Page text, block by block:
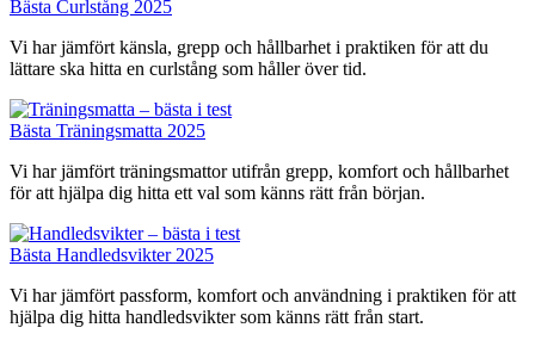
Bästa Curlstång 2025
Vi har jämfört känsla, grepp och hållbarhet i praktiken för att du
lättare ska hitta en curlstång som håller över tid.
Bästa Träningsmatta 2025
Vi har jämfört träningsmattor utifrån grepp, komfort och hållbarhet
för att hjälpa dig hitta ett val som känns rätt från början.
Bästa Handledsvikter 2025
Vi har jämfört passform, komfort och användning i praktiken för att
hjälpa dig hitta handledsvikter som känns rätt från start.